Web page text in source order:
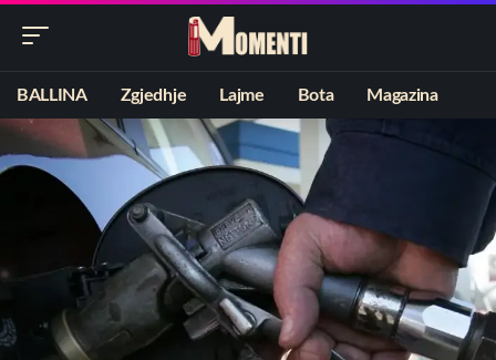
BALLINA Zgjedhje Lajme Bota Magazina